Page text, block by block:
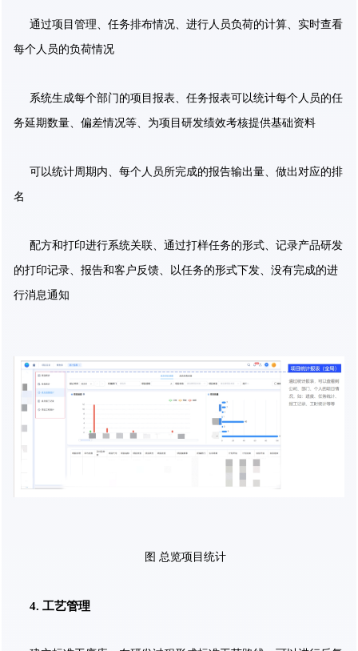
通过项目管理、任务排布情况、进行人员负荷的计算、实时查看
每个人员的负荷情况
系统生成每个部门的项目报表、任务报表可以统计每个人员的任
务延期数量、偏差情况等、为项目研发绩效考核提供基础资料
可以统计周期内、每个人员所完成的报告输出量、做出对应的排
名
配方和打印进行系统关联、通过打样任务的形式、记录产品研发
的打印记录、报告和客户反馈、以任务的形式下发、没有完成的进
行消息通知
图 总览项目统计
4. 工艺管理